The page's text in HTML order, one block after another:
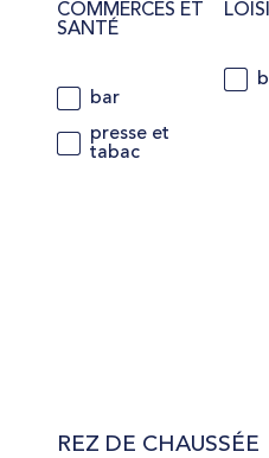
COMMERCES ET
SANTÉ
bar
presse et
tabac
REZ DE CHAUSSÉE